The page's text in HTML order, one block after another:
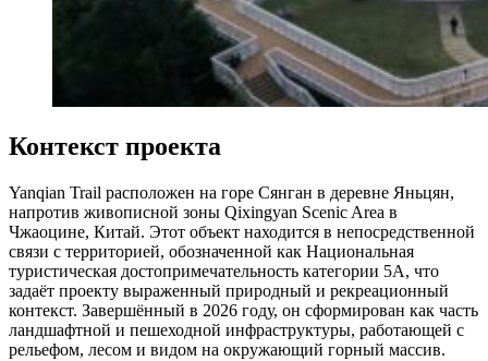
Контекст проекта
Yanqian Trail расположен на горе Сянган в деревне Яньцян,
напротив живописной зоны Qixingyan Scenic Area в
Чжаоцине, Китай. Этот объект находится в непосредственной
связи с территорией, обозначенной как Национальная
туристическая достопримечательность категории 5A, что
задаёт проекту выраженный природный и рекреационный
контекст. Завершённый в 2026 году, он сформирован как часть
ландшафтной и пешеходной инфраструктуры, работающей с
рельефом, лесом и видом на окружающий горный массив.